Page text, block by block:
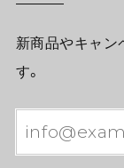
新商品やキャン
す。